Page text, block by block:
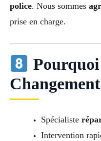
police. Nous sommes
prise en charge.
Spécialiste
Intervention